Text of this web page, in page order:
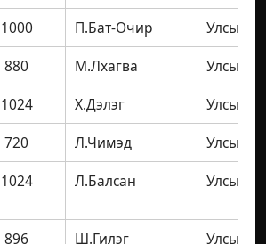
1000 П.Бат-Очир
Улсын
880 М.Лхагва
Улсын
1024 Х.Дэлэг
Улсын
720 Л.Чимэд
Улсын
1024 Л.Балсан Улсын
896 Ш.Гилэг Улсын